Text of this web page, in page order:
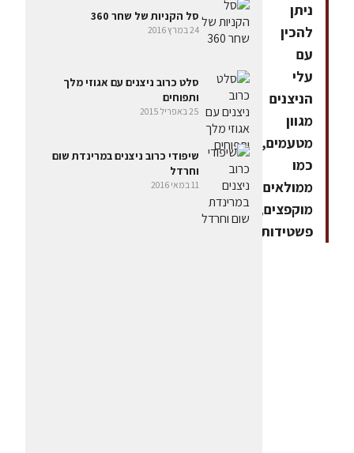
ניתן
להכין
עם
עלי
הניצנים
מגוון
מטעמים,
כמו
ממולאים,
מוקפצים,
פשטידות
סל הקניות של שחר 360
24 במרץ 2016
סלט כרוב ניצנים עם אגוזי מלך
ותפוחים
25 באפריל 2015
שיפודי כרוב ניצנים במרינדת שום
וחרדל
11 במאי 2016